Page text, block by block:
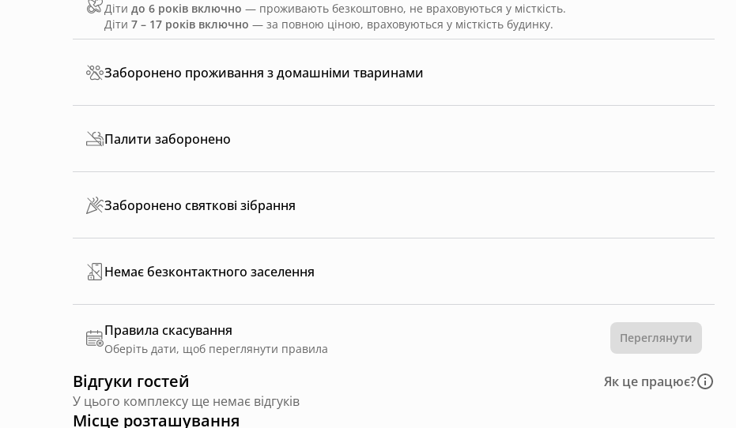
Заборонено проживання з домашніми тваринами
Діти до 6 років включно — проживають безкоштовно, не враховуються у місткість.
Діти 7 – 17 років включно — за повною ціною, враховуються у місткість будинку.
Палити заборонено
Заборонено святкові зібрання
Немає безконтактного заселення
Правила скасування
Оберіть дати, щоб переглянути правила
Переглянути
Відгуки гостей
Як це працює?
У цього комплексу ще немає відгуків
Місце розташування